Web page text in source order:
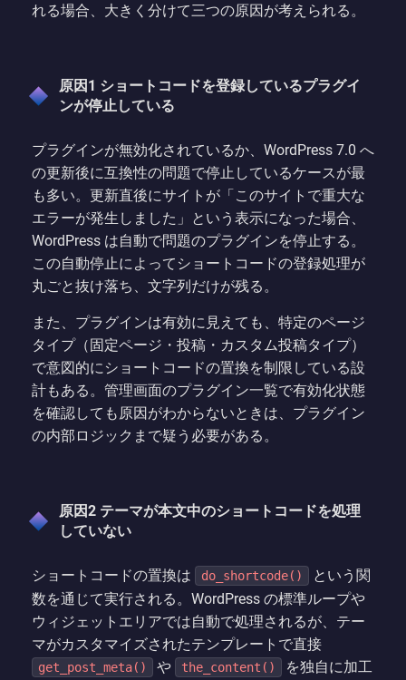
れる場合、大きく分けて三つの原因が考えられる。
原因1 ショートコードを登録しているプラグイ
ンが停止している
プラグインが無効化されているか、WordPress 7.0 へ
の更新後に互換性の問題で停止しているケースが最
も多い。更新直後にサイトが「このサイトで重大な
エラーが発生しました」という表示になった場合、
WordPress は自動で問題のプラグインを停止する。
この自動停止によってショートコードの登録処理が
丸ごと抜け落ち、文字列だけが残る。
また、プラグインは有効に見えても、特定のページ
タイプ（固定ページ・投稿・カスタム投稿タイプ）
で意図的にショートコードの置換を制限している設
計もある。管理画面のプラグイン一覧で有効化状態
を確認しても原因がわからないときは、プラグイン
の内部ロジックまで疑う必要がある。
原因2 テーマが本文中のショートコードを処理
していない
ショートコードの置換は do_shortcode()
という関
数を通じて実行される。WordPress の標準ループや
ウィジェットエリアでは自動で処理されるが、テー
マがカスタマイズされたテンプレートで直接
get_post_meta() や the_content()
を独自に加工